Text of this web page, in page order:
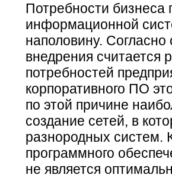
Потребности бизнеса
информационной
наполовину.
внедрения считается
потребностей
корпоративного ПО
по этой причине
создание сетей, в
разнородных систем.
программного
не является